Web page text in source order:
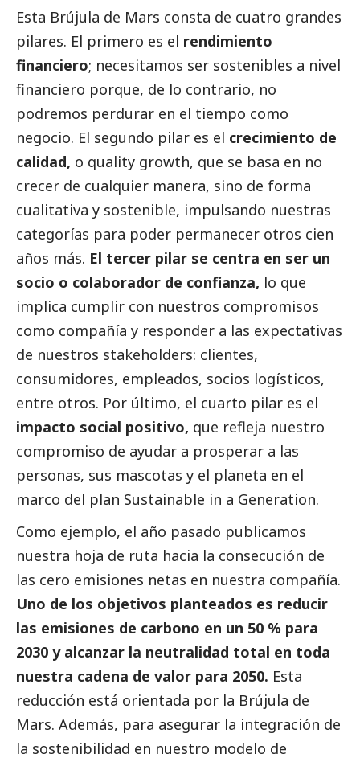
Esta Brújula de Mars consta de cuatro grandes
pilares. El primero es el rendimiento
financiero; necesitamos ser sostenibles a nivel
financiero porque, de lo contrario, no
podremos perdurar en el tiempo como
negocio. El segundo pilar es el crecimiento de
calidad, o quality growth, que se basa en no
crecer de cualquier manera, sino de forma
cualitativa y sostenible, impulsando nuestras
categorías para poder permanecer otros cien
años más. El tercer pilar se centra en ser un
socio o colaborador de confianza, lo que
implica cumplir con nuestros compromisos
como compañía y responder a las expectativas
de nuestros stakeholders: clientes,
consumidores, empleados, socios logísticos,
entre otros. Por último, el cuarto pilar es el
impacto social positivo, que refleja nuestro
compromiso de ayudar a prosperar a las
personas, sus mascotas y el planeta en el
marco del plan Sustainable in a Generation.
Como ejemplo, el año pasado publicamos
nuestra hoja de ruta hacia la consecución de
las cero emisiones netas en nuestra compañía.
Uno de los objetivos planteados es reducir
las emisiones de carbono en un 50 % para
2030 y alcanzar la neutralidad total en toda
nuestra cadena de valor para 2050. Esta
reducción está orientada por la Brújula de
Mars. Además, para asegurar la integración de
la sostenibilidad en nuestro modelo de